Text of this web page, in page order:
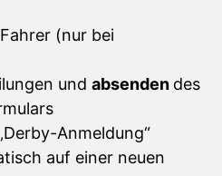
(nur bei
und absenden des
Anmeldung“
auf einer neuen